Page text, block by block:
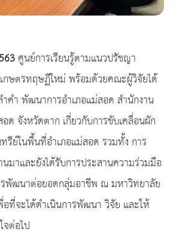
ศูนย์การเรียนรู้ตามแนวปรัชญา
กษตรทฤษฏีใหม่ พร้อมด้วยคณะผู้วิจัยได้
ำ พัฒนาการอำเภอแม่สอด สำนักงาน
จังหวัดตาก เกี่ยวกับการขับเคลื่อนผัก
รีย์ในพื้นที่อำเภอแม่สอด รวมทั้ง การ
มาและยังได้รับการประสานความร่วมมือ
รพัฒนาต่อยอดกลุ่มอาชีพ ณ มหาวิทยาลัย
ที่จะได้ดำเนินการพัฒนา วิจัย และให้
ต่อไป